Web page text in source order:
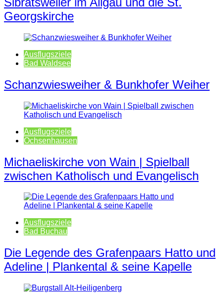
Georgskirche
Ausflugsziele
Bad Waldsee
Schanzwiesweiher & Bunkhofer Weiher
Ausflugsziele
Ochsenhausen
Michaeliskirche von Wain | Spielball
zwischen Katholisch und Evangelisch
Ausflugsziele
Bad Buchau
Die Legende des Grafenpaars Hatto und
Adeline | Plankental & seine Kapelle